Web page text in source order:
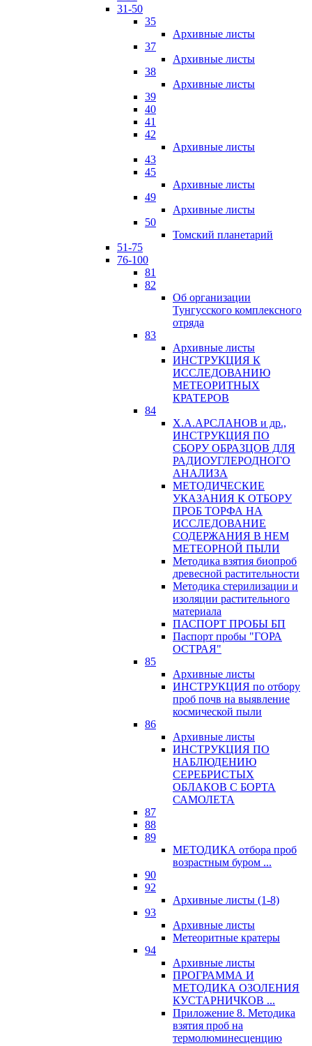
31-50
35
Архивные листы
37
Архивные листы
38
Архивные листы
39
40
41
42
Архивные листы
43
45
Архивные листы
49
Архивные листы
50
Томский планетарий
51-75
76-100
81
82
Об организации
Тунгусского комплексного
отряда
83
Архивные листы
ИНСТРУКЦИЯ К
ИССЛЕДОВАНИЮ
МЕТЕОРИТНЫХ
КРАТЕРОВ
84
Х.А.АРСЛАНОВ и др.,
ИНСТРУКЦИЯ ПО
СБОРУ ОБРАЗЦОВ ДЛЯ
РАДИОУГЛЕРОДНОГО
АНАЛИЗА
МЕТОДИЧЕСКИЕ
УКАЗАНИЯ К ОТБОРУ
ПРОБ ТОРФА НА
ИССЛЕДОВАНИЕ
СОДЕРЖАНИЯ В НЕМ
МЕТЕОРНОЙ ПЫЛИ
Методика взятия биопроб
древесной растительности
Методика стерилизации и
изоляции растительного
материала
ПАСПОРТ ПРОБЫ БП
Паспорт пробы "ГОРА
ОСТРАЯ"
85
Архивные листы
ИНСТРУКЦИЯ по отбору
проб почв на выявление
космической пыли
86
Архивные листы
ИНСТРУКЦИЯ ПО
НАБЛЮДЕНИЮ
СЕРЕБРИСТЫХ
ОБЛАКОВ С БОРТА
САМОЛЕТА
87
88
89
МЕТОДИКА отбора проб
возрастным буром ...
90
92
Архивные листы (1-8)
93
Архивные листы
Метеоритные кратеры
94
Архивные листы
ПРОГРАММА И
МЕТОДИКА ОЗОЛЕНИЯ
КУСТАРНИЧКОВ ...
Приложение 8. Методика
взятия проб на
термолюминесценцию